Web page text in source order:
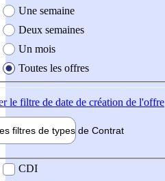
Une semaine
Deux semaines
Un mois
Toutes les offres
le filtre de date de création de l'offre
filtres de types de Contrat
contrat
CDI